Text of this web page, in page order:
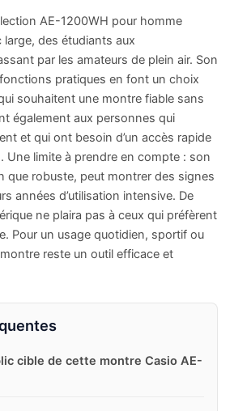
AE-1200WH pour homme
large, des étudiants aux
par les amateurs de plein air. Son
pratiques en font un choix
souhaitent une montre fiable sans
également aux personnes qui
et qui ont besoin d’un accès rapide
Une limite à prendre en compte : son
que robuste, peut montrer des signes
années d’utilisation intensive. De
ne plaira pas à ceux qui préfèrent
Pour un usage quotidien, sportif ou
reste un outil efficace et
cible de cette montre Casio AE-